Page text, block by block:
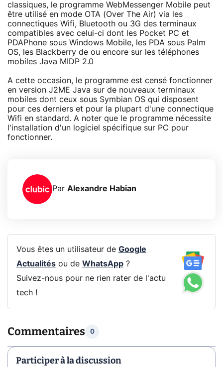
classiques, le programme WebMessenger Mobile peut
être utilisé en mode OTA (Over The Air) via les
connectiques Wifi, Bluetooth ou 3G des terminaux
compatibles avec celui-ci dont les Pocket PC et
PDAPhone sous Windows Mobile, les PDA sous Palm
OS, les Blackberry de ou encore sur les téléphones
mobiles Java MIDP 2.0
A cette occasion, le programme est censé fonctionner
en version J2ME Java sur de nouveaux terminaux
mobiles dont ceux sous Symbian OS qui disposent
pour ces derniers et pour la plupart d'une connectique
Wifi en standard. A noter que le programme nécessite
l'installation d'un logiciel spécifique sur PC pour
fonctionner.
Par Alexandre Habian
Vous êtes un utilisateur de Google
Actualitésou de WhatsApp?
Suivez-nous pour ne rien rater de l'actu
tech !
Commentaires 0
Participer à la discussion